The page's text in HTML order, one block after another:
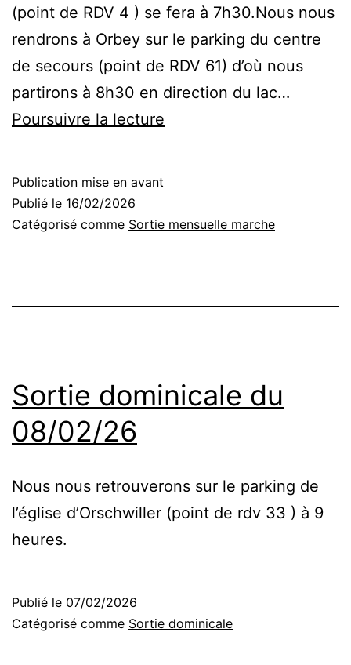
(point de RDV 4 ) se fera à 7h30.Nous nous
rendrons à Orbey sur le parking du centre
de secours (point de RDV 61) d’où nous
partirons à 8h30 en direction du lac…
Poursuivre la lecture
Publication mise en avant
Publié le 16/02/2026
Catégorisé comme Sortie mensuelle marche
Sortie dominicale du
08/02/26
Nous nous retrouverons sur le parking de
l’église d’Orschwiller (point de rdv 33 ) à 9
heures.
Publié le 07/02/2026
Catégorisé comme Sortie dominicale